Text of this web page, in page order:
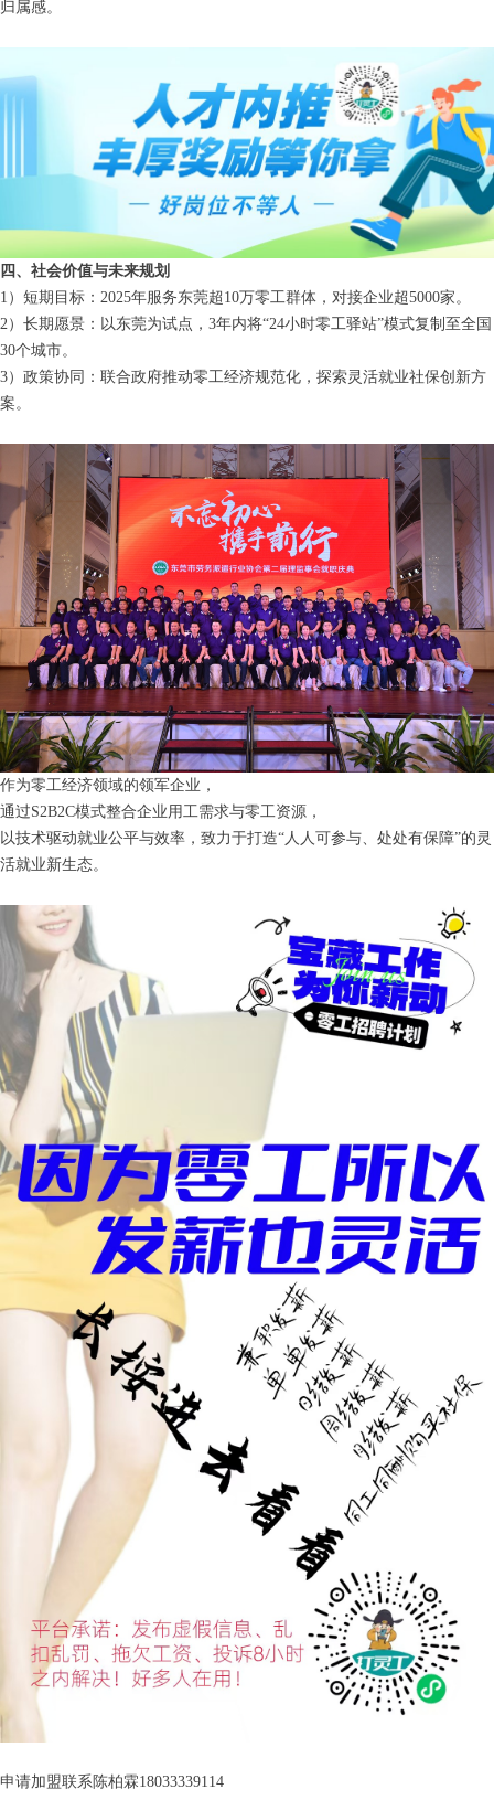
归属感。
四、社会价值与未来规划
1）短期目标：2025年服务东莞超10万零工群体，对接企业超5000家。
2）长期愿景：以东莞为试点，3年内将“24小时零工驿站”模式复制至全国
30个城市。
3）政策协同：联合政府推动零工经济规范化，探索灵活就业社保创新方
案。
作为零工经济领域的领军企业，
通过S2B2C模式整合企业用工需求与零工资源，
以技术驱动就业公平与效率，致力于打造“人人可参与、处处有保障”的灵
活就业新生态。
申请加盟联系陈柏霖18033339114